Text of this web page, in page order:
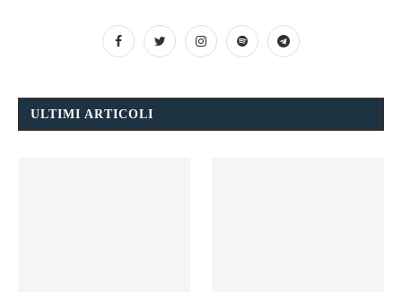
ULTIMI ARTICOLI